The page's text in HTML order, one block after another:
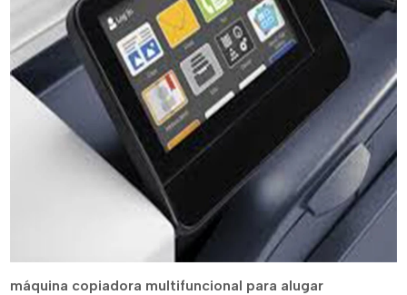
máquina copiadora multifuncional para alugar